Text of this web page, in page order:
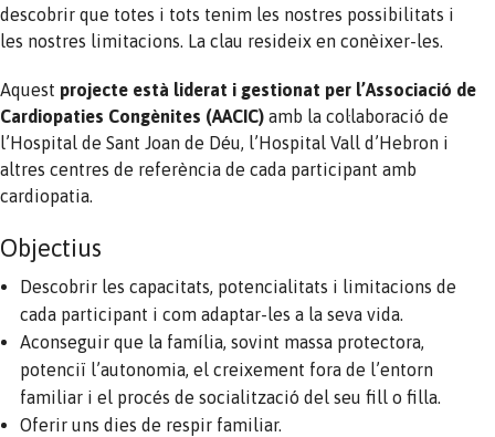
descobrir que totes i tots tenim les nostres possibilitats i
les nostres limitacions. La clau resideix en conèixer-les.
Aquest projecte està liderat i gestionat per l’Associació de
Cardiopaties Congènites (AACIC) amb la col·laboració de
l’Hospital de Sant Joan de Déu, l’Hospital Vall d’Hebron i
altres centres de referència de cada participant amb
cardiopatia.
Objectius
Descobrir les capacitats, potencialitats i limitacions de
cada participant i com adaptar-les a la seva vida.
Aconseguir que la família, sovint massa protectora,
potenciï l’autonomia, el creixement fora de l’entorn
familiar i el procés de socialització del seu fill o filla.
Oferir uns dies de respir familiar.